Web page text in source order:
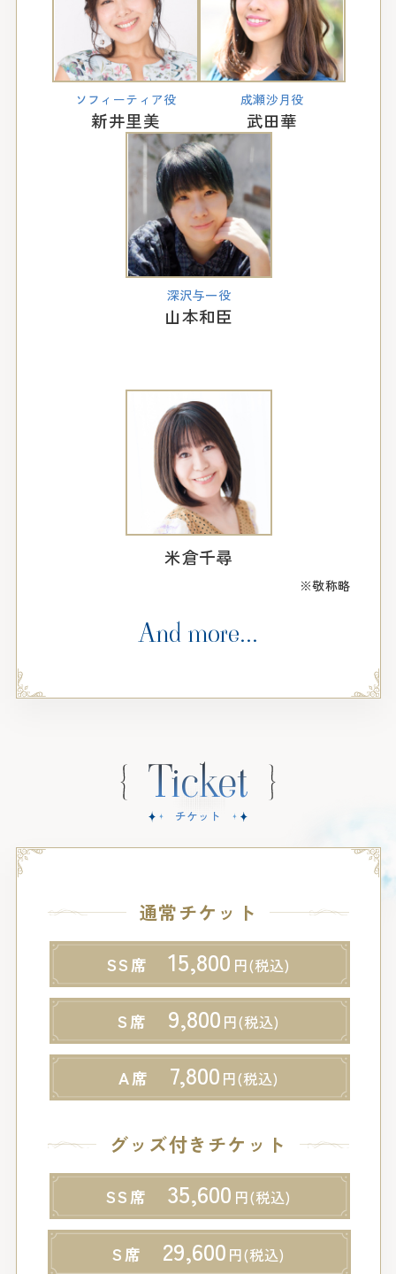
ソフィーティア役
新井里美
成瀬沙月役
武田華
深沢与一役
山本和臣
米倉千尋
※敬称略
And more...
Ticket
チケット
通常チケット
SS 15,800
S 9,800
A 7,800
グッズ付きチケット
SS 35,600
S 29,600